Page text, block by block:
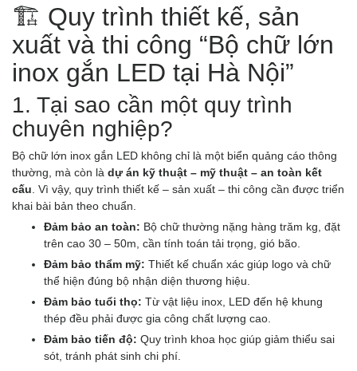
🏗️ Quy trình thiết kế, sản
xuất và thi công “Bộ chữ lớn
inox gắn LED tại Hà Nội”
1. Tại sao cần một quy trình
chuyên nghiệp?
Bộ chữ lớn inox gắn LED không chỉ là một biển quảng cáo thông
thường, mà còn là dự án kỹ thuật – mỹ thuật – an toàn kết
cấu . Vì vậy, quy trình thiết kế – sản xuất – thi công cần được triển
khai bài bản theo chuẩn.
Đảm bảo an toàn: Bộ chữ thường nặng hàng trăm kg, đặt
trên cao 30 – 50m, cần tính toán tải trọng, gió bão.
Đảm bảo thẩm mỹ: Thiết kế chuẩn xác giúp logo và chữ
thể hiện đúng bộ nhận diện thương hiệu.
Đảm bảo tuổi thọ: Từ vật liệu inox, LED đến hệ khung
thép đều phải được gia công chất lượng cao.
Đảm bảo tiến độ: Quy trình khoa học giúp giảm thiểu sai
sót, tránh phát sinh chi phí.